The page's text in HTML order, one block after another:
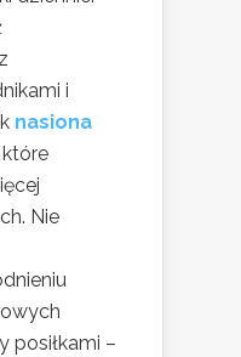
i
nasiona
które
Nie
posiłkami –